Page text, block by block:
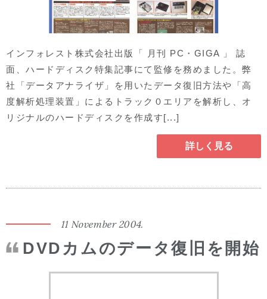
インフォレスト株式会社出版「 月刊 PC・GIGA 」 誌
面、ハードディスク特集記事にて監修を務めました。弊
社「データアナライザ」を用いたデータ復旧方法や「高
度解析処理装置」によるトラック０エリアを解析し、オ
リジナルのハードディスクを作成す[...]
詳しく見る
11 November 2004.
DVDカムのデータ復旧を開始